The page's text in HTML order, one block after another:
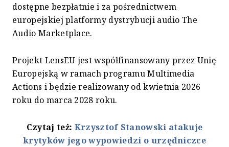
dostępne bezpłatnie i za pośrednictwem
europejskiej platformy dystrybucji audio The
Audio Marketplace.
Projekt LensEU jest współfinansowany przez Unię
Europejską w ramach programu Multimedia
Actions i będzie realizowany od kwietnia 2026
roku do marca 2028 roku.
Czytaj też: Krzysztof Stanowski atakuje
krytyków jego wypowiedzi o urzędniczce